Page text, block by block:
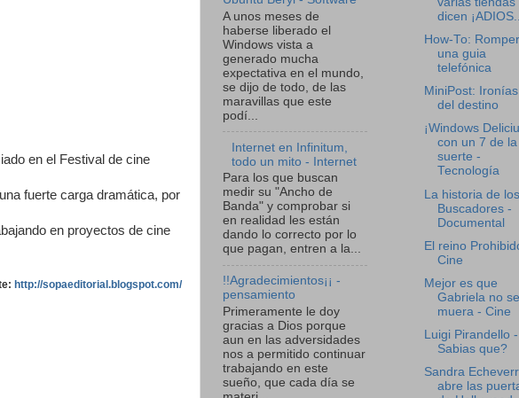
en el Festival de cine
fuerte carga dramática, por
en proyectos de cine
http://sopaeditorial.blogspot.com/
A unos meses de
haberse liberado el
Windows vista a
generado mucha
expectativa en el mundo,
se dijo de todo, de las
maravillas que este
podí...
Internet en Infinitum,
todo un mito - Internet
Para los que buscan
medir su "Ancho de
Banda" y comprobar si
en realidad les están
dando lo correcto por lo
que pagan, entren a la...
!!Agradecimientos¡¡ -
pensamiento
Primeramente le doy
gracias a Dios porque
aun en las adversidades
nos a permitido continuar
trabajando en este
sueño, que cada día se
dicen
How-To: Romper
una guia
telefónica
MiniPost: Ironías
del destino
¡Windows
con un 7 de la
suerte -
Tecnología
La historia de los
Buscadores -
Documental
El reino
Cine
Mejor es que
Gabriela no se
muera - Cine
Luigi Pirandello -
Sabias que?
Sandra
abre las